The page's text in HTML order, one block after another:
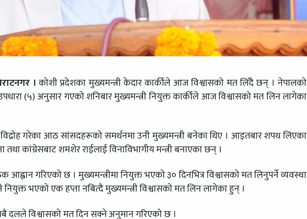
। कोशी प्रदेशका मुख्यमन्त्री केदार कार्कीले आज विश्वासको मत लिँदै छन् । नेपालको
(५) अनुसार गएको शनिबार मुख्यमन्त्री नियुक्त कार्कीले आज विश्वासको मत लिन लागेका
गरेका आठ सांसदहरूको समर्थनमा उनी मुख्यमन्त्री बनेका थिए । आइतबार शपथ लिएका
तथा कांग्रेसबाट शमशेर राईलाई विनाविभागीय मन्त्री बनाएका छन् ।
गरिएको छ । मुख्यमन्त्रीमा नियुक्त भएको ३० दिनभित्र विश्वासको मत लिनुपर्ने व्यवस्था
भएको एक हप्ता नबित्दै मुख्यमन्त्री विश्वासको मत लिन लागेका हुन् ।
दलले विश्वासको मत दिन सक्ने अनुमान गरिएको छ ।